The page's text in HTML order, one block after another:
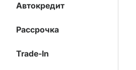
Автокредит
Рассрочка
Trade-In